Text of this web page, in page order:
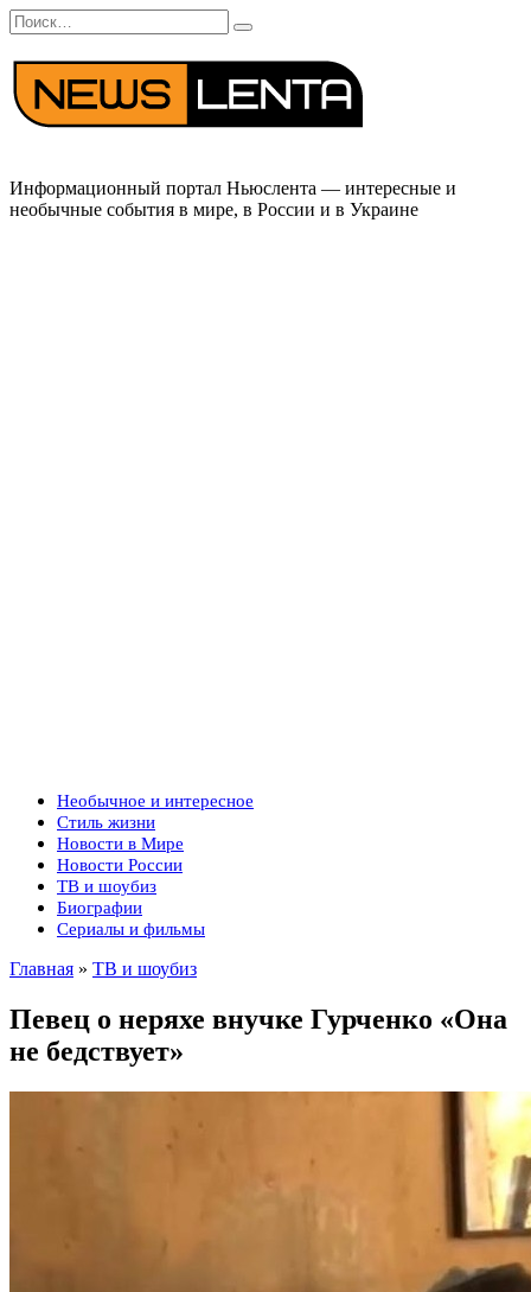
Перейти
к
содержанию
Search
for:
Информационный портал Ньюслента — интересные и
необычные события в мире, в России и в Украине
Необычное и интересное
Стиль жизни
Новости в Мире
Новости России
ТВ и шоубиз
Биографии
Сериалы и фильмы
Главная » ТВ и шоубиз
Певец о неряхе внучке Гурченко «Она
не бедствует»